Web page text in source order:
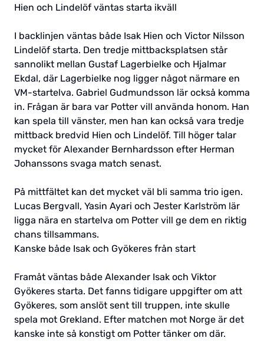
Hien och Lindelöf väntas starta ikväll
I backlinjen väntas både Isak Hien och Victor Nilsson
Lindelöf starta. Den tredje mittbacksplatsen står
sannolikt mellan Gustaf Lagerbielke och Hjalmar
Ekdal, där Lagerbielke nog ligger något närmare en
VM-startelva. Gabriel Gudmundsson lär också komma
in. Frågan är bara var Potter vill använda honom. Han
kan spela till vänster, men han kan också vara tredje
mittback bredvid Hien och Lindelöf. Till höger talar
mycket för Alexander Bernhardsson efter Herman
Johanssons svaga match senast.
På mittfältet kan det mycket väl bli samma trio igen.
Lucas Bergvall, Yasin Ayari och Jester Karlström lär
ligga nära en startelva om Potter vill ge dem en riktig
chans tillsammans.
Kanske både Isak och Gyökeres från start
Framåt väntas både Alexander Isak och Viktor
Gyökeres starta. Det fanns tidigare uppgifter om att
Gyökeres, som anslöt sent till truppen, inte skulle
spela mot Grekland. Efter matchen mot Norge är det
kanske inte så konstigt om Potter tänker om där.